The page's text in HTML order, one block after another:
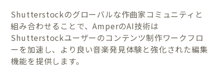
Shutterstockのグローバルな作曲家コミュニティと
組み合わせることで、AmperのAI技術は
Shutterstockユーザーのコンテンツ制作ワークフロ
ーを加速し、より良い音楽発見体験と強化された編集
機能を提供します。